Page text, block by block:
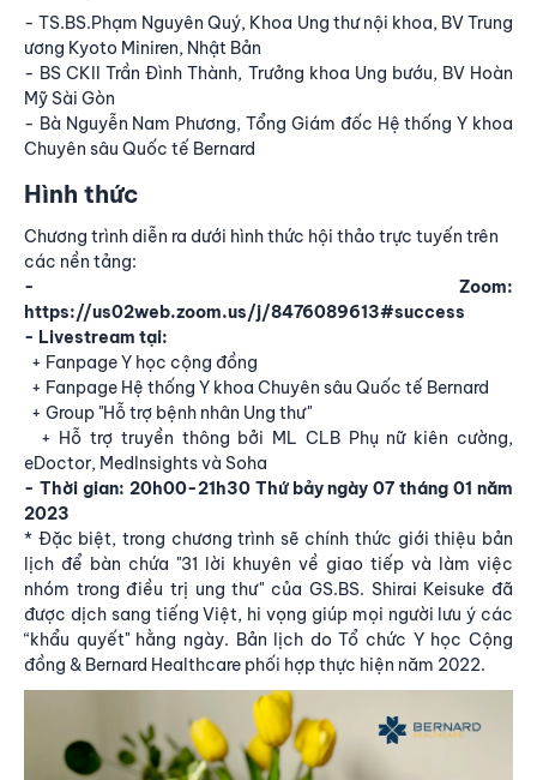
- TS.BS.Phạm Nguyên Quý, Khoa Ung thư nội khoa, BV Trung
ương Kyoto Miniren, Nhật Bản
- BS CKII Trần Đình Thành, Trưởng khoa Ung bướu, BV Hoàn
Mỹ Sài Gòn
- Bà Nguyễn Nam Phương, Tổng Giám đốc Hệ thống Y khoa
Chuyên sâu Quốc tế Bernard
Hình thức
Chương trình diễn ra dưới hình thức hội thảo trực tuyến trên
các nền tảng:
- Zoom:
https://us02web.zoom.us/j/8476089613#success
- Livestream tại:
+ FanpageY học cộng đồng
+ Fanpage Hệ thống Y khoa Chuyên sâu Quốc tế Bernard
+ Group "Hỗ trợ bệnh nhân Ung thư"
+ Hỗ trợ truyền thông bởi ML CLB Phụ nữ kiên cường,
eDoctor, MedInsights và Soha
- Thời gian: 20h00-21h30 Thứ bảy ngày 07 tháng 01 năm
2023
* Đặc biệt, trong chương trình sẽ chính thức giới thiệu bản
lịch để bàn chứa "31 lời khuyên về giao tiếp và làm việc
nhóm trong điều trị ung thư" của GS.BS. Shirai Keisuke đã
được dịch sang tiếng Việt, hi vọng giúp mọi người lưu ý các
“khẩu quyết" hằng ngày. Bản lịch do Tổ chức Y học Cộng
đồng & Bernard Healthcare phối hợp thực hiện năm 2022.